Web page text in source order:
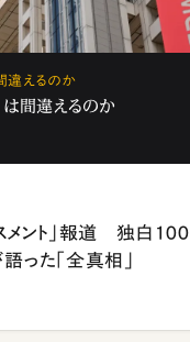
違えるのか
は間違えるのか
メント」報道 独白100
た「全真相」